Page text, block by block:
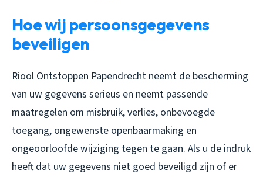
Hoe wij persoonsgegevens
beveiligen
Riool Ontstoppen Papendrecht neemt de bescherming
van uw gegevens serieus en neemt passende
maatregelen om misbruik, verlies, onbevoegde
toegang, ongewenste openbaarmaking en
ongeoorloofde wijziging tegen te gaan. Als u de indruk
heeft dat uw gegevens niet goed beveiligd zijn of er